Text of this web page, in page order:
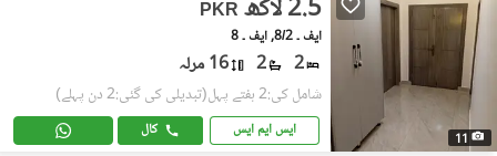
11
PKR 2.5 لاکھ
ایف ۔ 8/2, ایف ۔ 8
2
2 16 مرلہ
شامل کی:2 ہفتے پہل (تبدیلی کی گئی:2 دن پہلے)
ایس ایم ایس کال